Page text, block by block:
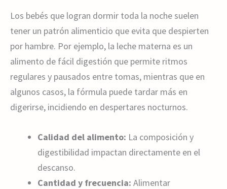
Los bebés que logran dormir toda la noche suelen
tener un patrón alimenticio que evita que despierten
por hambre. Por ejemplo, la leche materna es un
alimento de fácil digestión que permite ritmos
regulares y pausados entre tomas, mientras que en
algunos casos, la fórmula puede tardar más en
digerirse, incidiendo en despertares nocturnos.
Calidad del alimento: La composición y
digestibilidad impactan directamente en el
descanso.
Cantidad y frecuencia: Alimentar